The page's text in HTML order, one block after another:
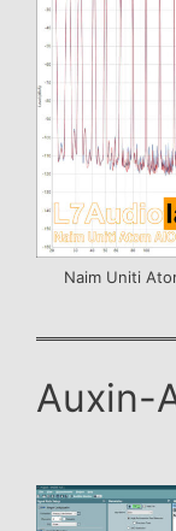
Naim Uniti
Auxin-